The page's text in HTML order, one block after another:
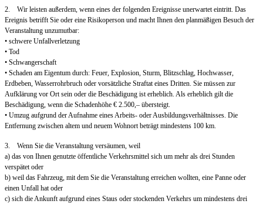
2. Wir leisten außerdem, wenn eines der folgenden Ereignisse unerwartet eintritt. Das
Ereignis betrifft Sie oder eine Risikoperson und macht Ihnen den planmäßigen Besuch der
Veranstaltung unzumutbar:
• schwere Unfallverletzung
• Tod
• Schwangerschaft
• Schaden am Eigentum durch: Feuer, Explosion, Sturm, Blitzschlag, Hochwasser,
Erdbeben, Wasserrohrbruch oder vorsätzliche Straftat eines Dritten. Sie müssen zur
Aufklärung vor Ort sein oder die Beschädigung ist erheblich. Als erheblich gilt die
Beschädigung, wenn die Schadenhöhe € 2.500,– übersteigt.
• Umzug aufgrund der Aufnahme eines Arbeits- oder Ausbildungsverhältnisses. Die
Entfernung zwischen altem und neuem Wohnort beträgt mindestens 100 km.
3. Wenn Sie die Veranstaltung versäumen, weil
a) das von Ihnen genutzte öffentliche Verkehrsmittel sich um mehr als drei Stunden
verspätet oder
b) weil das Fahrzeug, mit dem Sie die Veranstaltung erreichen wollten, eine Panne oder
einen Unfall hat oder
c) sich die Ankunft aufgrund eines Staus oder stockenden Verkehrs um mindestens drei